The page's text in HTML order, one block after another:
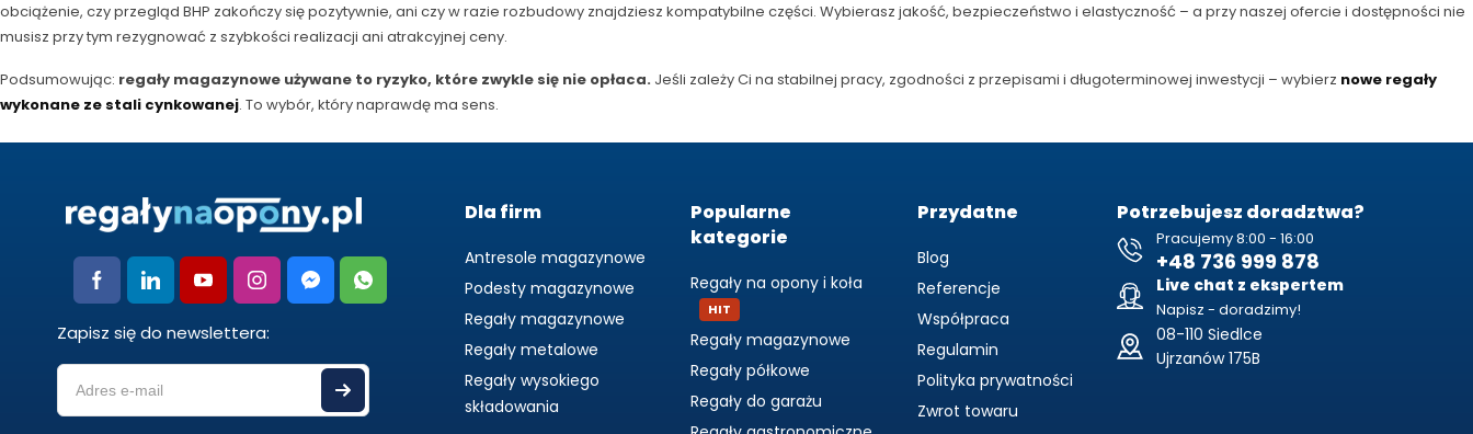
obciążenie, czy przegląd BHP zakończy się pozytywnie, ani czy w razie rozbudowy znajdziesz kompatybilne części. Wybierasz jakość, bezpieczeństwo i elastyczność – a przy naszej ofercie i dostępności nie
musisz przy tym rezygnować z szybkości realizacji ani atrakcyjnej ceny.
Podsumowując: regały magazynowe używane to ryzyko, które zwykle się nie opłaca. Jeśli zależy Ci na stabilnej pracy, zgodności z przepisami i długoterminowej inwestycji – wybierz nowe regały
wykonane ze stali cynkowanej. To wybór, który naprawdę ma sens.
Zapisz się do newslettera:
Dla firm
Antresole magazynowe
Podesty magazynowe
Regały magazynowe
Regały metalowe
Regały wysokiego
składowania
Popularne
kategorie
Regały na opony i koła
HIT
Regały magazynowe
Regały półkowe
Regały do garażu
Przydatne
Blog
Referencje
Współpraca
Regulamin
Polityka prywatności
Zwrot towaru
Potrzebujesz doradztwa?
Pracujemy 8:00 - 16:00
+48 736 999 878
Live chat z ekspertem
Napisz - doradzimy!
08-110 Siedlce
Ujrzanów 175B